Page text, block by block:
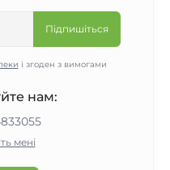
Підпишіться
і згоден з вимогами
нам:
мені